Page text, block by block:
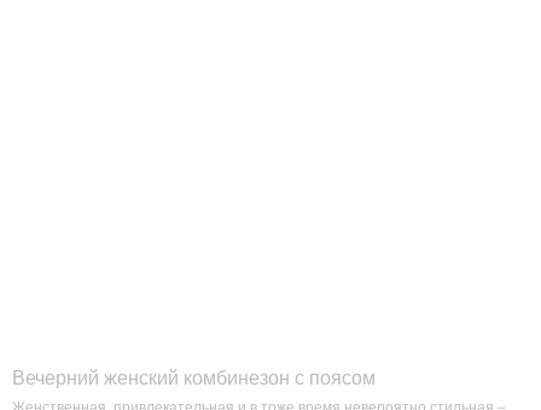
Вечерний женский комбинезон с поясом